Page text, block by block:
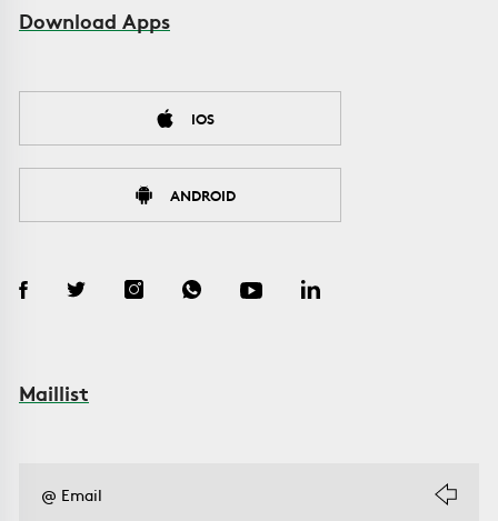
Download Apps
IOS
ANDROID
Maillist